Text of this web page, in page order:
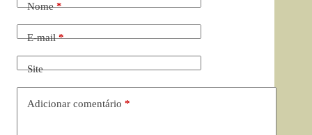
Nome*
E-mail*
Site
Adicionar comentário *